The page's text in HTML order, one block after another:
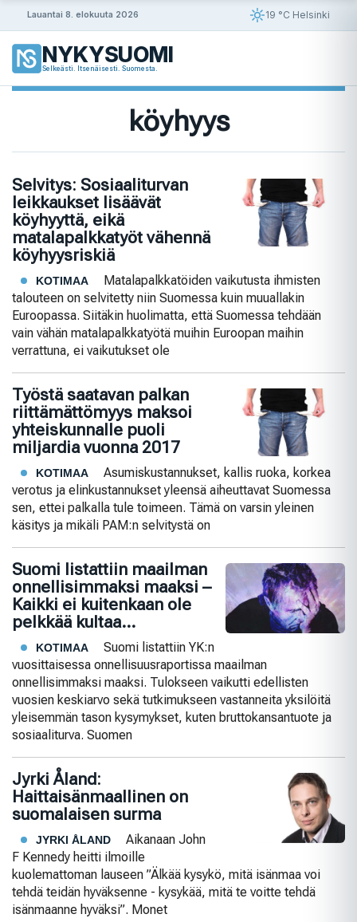
Lauantai 8. elokuuta 2026 19 °C Helsinki
NYKYSUOMI
Selkeästi. Itsenäisesti. Suomesta.
köyhyys
Selvitys: Sosiaaliturvan
leikkaukset lisäävät
köyhyyttä, eikä
matalapalkkatyöt vähennä
köyhyysriskiä
KOTIMAA
Matalapalkkatöiden vaikutusta ihmisten
talouteen on selvitetty niin Suomessa kuin muuallakin
Euroopassa. Siitäkin huolimatta, että Suomessa tehdään
vain vähän matalapalkkatyötä muihin Euroopan maihin
verrattuna, ei vaikutukset ole
Työstä saatavan palkan
riittämättömyys maksoi
yhteiskunnalle puoli
miljardia vuonna 2017
KOTIMAA
Asumiskustannukset, kallis ruoka, korkea
verotus ja elinkustannukset yleensä aiheuttavat Suomessa
sen, ettei palkalla tule toimeen. Tämä on varsin yleinen
käsitys ja mikäli PAM:n selvitystä on
Suomi listattiin maailman
onnellisimmaksi maaksi –
Kaikki ei kuitenkaan ole
pelkkää kultaa…
KOTIMAA
Suomi listattiin YK:n
vuosittaisessa onnellisuusraportissa maailman
onnellisimmaksi maaksi. Tulokseen vaikutti edellisten
vuosien keskiarvo sekä tutkimukseen vastanneita yksilöitä
yleisemmän tason kysymykset, kuten bruttokansantuote ja
sosiaaliturva. Suomen
Jyrki Åland:
Haittaisänmaallinen on
suomalaisen surma
JYRKI ÅLAND
Aikanaan John
F Kennedy heitti ilmoille
kuolemattoman lauseen ”Älkää kysykö, mitä isänmaa voi
tehdä teidän hyväksenne - kysykää, mitä te voitte tehdä
isänmaanne hyväksi”. Monet